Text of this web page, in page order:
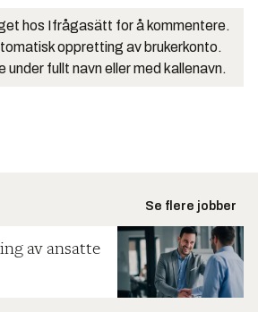
hos Ifrågasätt for å kommentere.
oppretting av brukerkonto.
under fullt navn eller med kallenavn.
Se flere jobber
av ansatte